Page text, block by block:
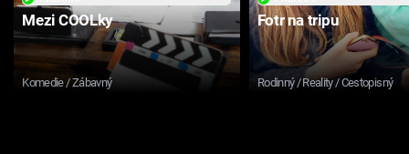
Mezi COOLky
Komedie / Zábavný
Fotr na tripu
Rodinný / Reality / Cestopisný